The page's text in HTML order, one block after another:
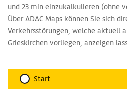
und 23 min einzukalkulieren (ohne
Über ADAC Maps können Sie sich
Verkehrsstörungen, welche aktuell
Grieskirchen vorliegen, anzeigen
Start